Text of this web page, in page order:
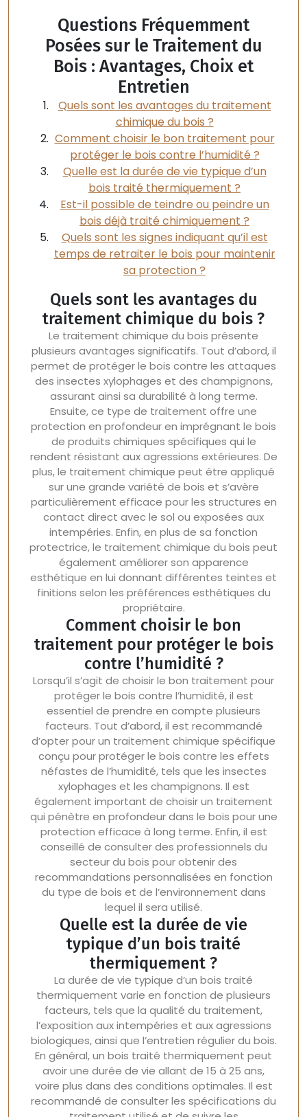
Questions Fréquemment
Posées sur le Traitement du
Bois : Avantages, Choix et
Entretien
Quels sont les avantages du traitement
chimique du bois ?
Comment choisir le bon traitement pour
protéger le bois contre l’humidité ?
Quelle est la durée de vie typique d’un
bois traité thermiquement ?
Est-il possible de teindre ou peindre un
bois déjà traité chimiquement ?
Quels sont les signes indiquant qu’il est
temps de retraiter le bois pour maintenir
sa protection ?
Quels sont les avantages du
traitement chimique du bois ?
Le traitement chimique du bois présente
plusieurs avantages significatifs. Tout d’abord, il
permet de protéger le bois contre les attaques
des insectes xylophages et des champignons,
assurant ainsi sa durabilité à long terme.
Ensuite, ce type de traitement offre une
protection en profondeur en imprégnant le bois
de produits chimiques spécifiques qui le
rendent résistant aux agressions extérieures. De
plus, le traitement chimique peut être appliqué
sur une grande variété de bois et s’avère
particulièrement efficace pour les structures en
contact direct avec le sol ou exposées aux
intempéries. Enfin, en plus de sa fonction
protectrice, le traitement chimique du bois peut
également améliorer son apparence
esthétique en lui donnant différentes teintes et
finitions selon les préférences esthétiques du
propriétaire.
Comment choisir le bon
traitement pour protéger le bois
contre l’humidité ?
Lorsqu’il s’agit de choisir le bon traitement pour
protéger le bois contre l’humidité, il est
essentiel de prendre en compte plusieurs
facteurs. Tout d’abord, il est recommandé
d’opter pour un traitement chimique spécifique
conçu pour protéger le bois contre les effets
néfastes de l’humidité, tels que les insectes
xylophages et les champignons. Il est
également important de choisir un traitement
qui pénètre en profondeur dans le bois pour une
protection efficace à long terme. Enfin, il est
conseillé de consulter des professionnels du
secteur du bois pour obtenir des
recommandations personnalisées en fonction
du type de bois et de l’environnement dans
lequel il sera utilisé.
Quelle est la durée de vie
typique d’un bois traité
thermiquement ?
La durée de vie typique d’un bois traité
thermiquement varie en fonction de plusieurs
facteurs, tels que la qualité du traitement,
l’exposition aux intempéries et aux agressions
biologiques, ainsi que l’entretien régulier du bois.
En général, un bois traité thermiquement peut
avoir une durée de vie allant de 15 à 25 ans,
voire plus dans des conditions optimales. Il est
recommandé de consulter les spécifications du